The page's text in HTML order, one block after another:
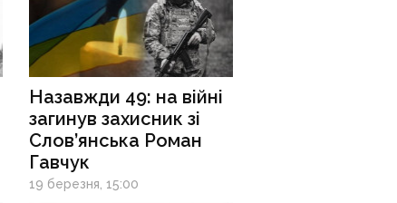
Назавжди 49: на війні
загинув захисник зі
Слов’янська Роман
Гавчук
19 березня, 15:00